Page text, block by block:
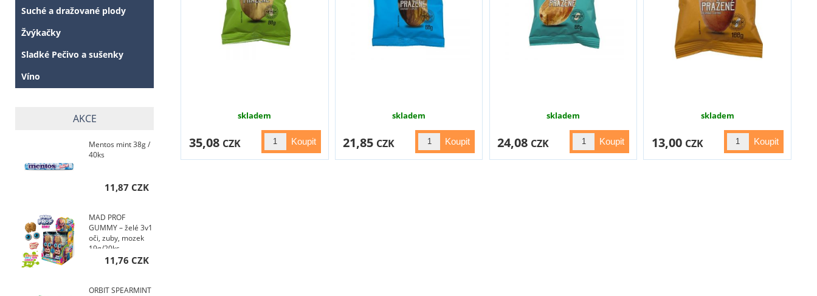
skladem
35,08 CZK
skladem
21,85 CZK
skladem
24,08 CZK
skladem
13,00 CZK
Suché a dražované plody
Žvýkačky
Sladké Pečivo a sušenky
Víno
AKCE
Mentos mint 38g /
40ks
11,87 CZK
MAD PROF
GUMMY – želé 3v1
oči, zuby, mozek
19g/20ks
11,76 CZK
ORBIT SPEARMINT